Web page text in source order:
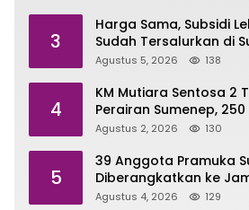
3
Harga Sama, Subsidi
Sudah Tersalurkan di
Agustus 5, 2026 138
4
KM Mutiara Sentosa 2
Perairan Sumenep,
Dievakuasi
Agustus 2, 2026 130
5
39 Anggota Pramuka
Diberangkatkan ke
di Cibubur
Agustus 4, 2026 129